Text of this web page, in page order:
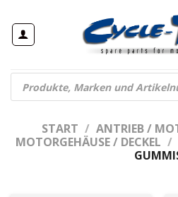
Inhalt
springen
Products
search
START / ANTRIEB /
MOTORGEHÄUSE / DECKEL /